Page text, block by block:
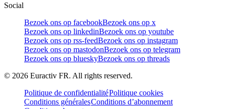
Social
Bezoek ons op facebookBezoek ons op x
Bezoek ons op linkedinBezoek ons op youtube
Bezoek ons op rss-feedBezoek ons op instagram
Bezoek ons op mastodonBezoek ons op telegram
Bezoek ons op blueskyBezoek ons op threads
© 2026 Euractiv FR. All rights reserved.
Politique de confidentialitéPolitique cookies
Conditions généralesConditions d’abonnement